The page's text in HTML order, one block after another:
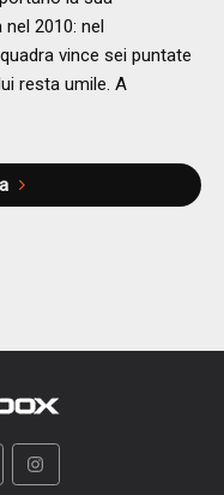
2010: nel
vince sei puntate
resta umile. A